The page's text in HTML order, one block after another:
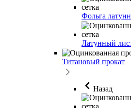
Фольга
Латунный
Титановый прокат
Назад